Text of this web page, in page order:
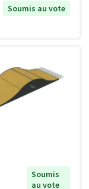
Soumis au vote
Soumis
au vote